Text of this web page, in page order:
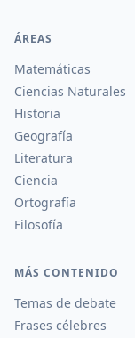
ÁREAS
Matemáticas
Ciencias Naturales
Historia
Geografía
Literatura
Ciencia
Ortografía
Filosofía
MÁS CONTENIDO
Temas de debate
Frases célebres